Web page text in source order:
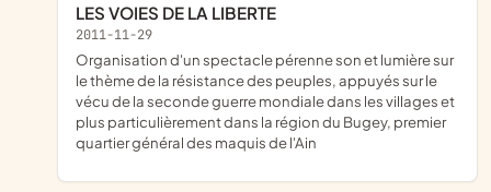
LES VOIES DE LA LIBERTE
2011-11-29
organisation d'un spectacle pérenne son et lumière sur
le thème de la résistance des peuples, appuyés sur le
vécu de la seconde guerre mondiale dans les villages et
plus particulièrement dans la région du Bugey, premier
quartier général des maquis de l'Ain